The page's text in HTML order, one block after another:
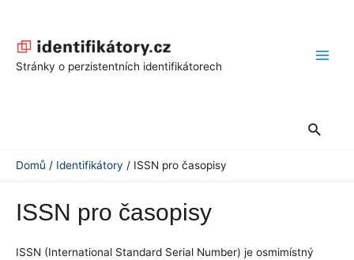
obsah
Stránky o perzistentních identifikátorech
Hledat
Domů Identifikátory ISSN pro časopisy
ISSN pro časopisy
ISSN (International Standard Serial Number) je osmimístný